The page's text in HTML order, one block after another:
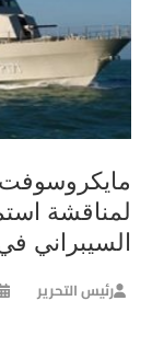
لمناقشة
السيبراني
رئيس التحرير